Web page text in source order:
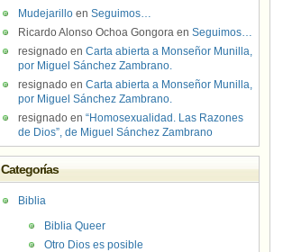
Mudejarillo en Seguimos…
Ricardo Alonso Ochoa Gongora en Seguimos…
resignado en Carta abierta a Monseñor Munilla,
por Miguel Sánchez Zambrano.
resignado en Carta abierta a Monseñor Munilla,
por Miguel Sánchez Zambrano.
resignado en “Homosexualidad. Las Razones
de Dios”, de Miguel Sánchez Zambrano
Categorías
Biblia
Biblia Queer
Otro Dios es posible